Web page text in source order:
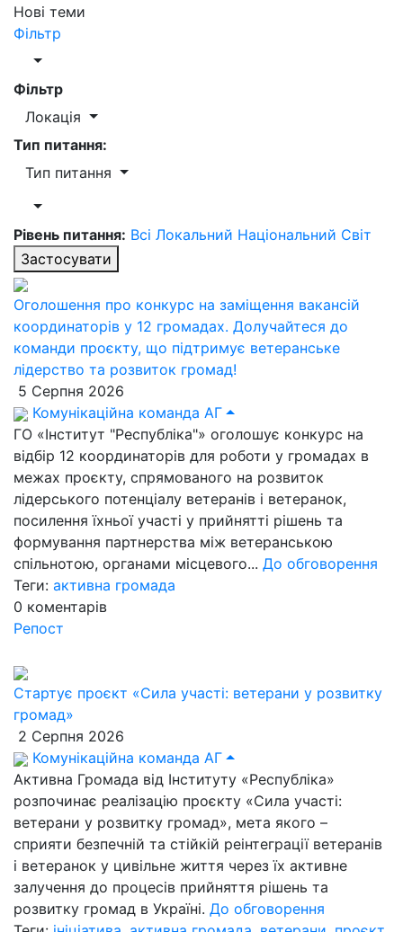
Нові теми
Фільтр
Фільтр
Локація
Тип питання:
Тип питання
Рівень питання: Всі Локальний Національний Світ
Застосувати
Оголошення про конкурс на заміщення вакансій
координаторів у 12 громадах. Долучайтеся до
команди проєкту, що підтримує ветеранське
лідерство та розвиток громад!
5 Серпня 2026
Комунікаційна команда АГ
ГО «Інститут "Республіка"» оголошує конкурс на
відбір 12 координаторів для роботи у громадах в
межах проєкту, спрямованого на розвиток
лідерського потенціалу ветеранів і ветеранок,
посилення їхньої участі у прийнятті рішень та
формування партнерства між ветеранською
спільнотою, органами місцевого... До обговорення
Теги: активна громада
0 коментарів
Репост
Стартує проєкт «Сила участі: ветерани у розвитку
громад»
2 Серпня 2026
Комунікаційна команда АГ
Активна Громада від Інституту «Республіка»
розпочинає реалізацію проєкту «Сила участі:
ветерани у розвитку громад», мета якого –
сприяти безпечній та стійкій реінтеграції ветеранів
і ветеранок у цивільне життя через їх активне
залучення до процесів прийняття рішень та
розвитку громад в Україні. До обговорення